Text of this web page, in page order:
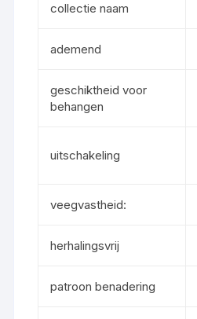
collectie naam
ademend
geschiktheid voor
behangen
uitschakeling
veegvastheid:
herhalingsvrij
patroon benadering